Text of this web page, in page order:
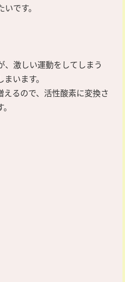
です。
、激しい運動をしてしまう
います。
るので、活性酸素に変換さ